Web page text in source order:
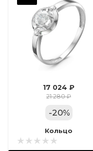
17 024 ₽
21 280 ₽
-20%
Кольцо
Вес драгметалла
Марка (бренд)
Дельта
Фианит
Цвет золота
КРАС
Местоположение:
ул.